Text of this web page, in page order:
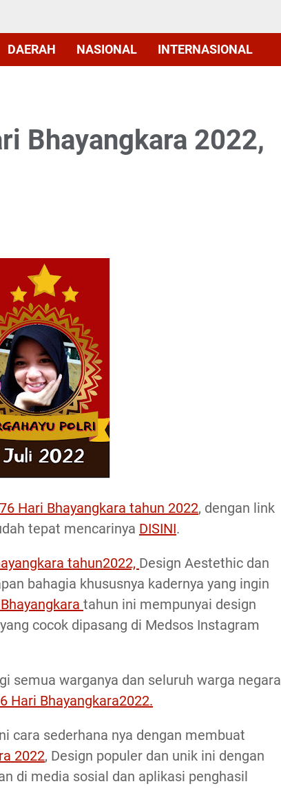
DAERAH NASIONAL INTERNASIONAL
Bhayangkara 2022,
Hari Bhayangkara tahun 2022, dengan link
tepat mencarinya DISINI.
tahun2022, Design Aestethic dan
bahagia khususnya kadernya yang ingin
tahun ini mempunyai design
cocok dipasang di Medsos Instagram
semua warganya dan seluruh warga negara
Hari Bhayangkara2022.
cara sederhana nya dengan membuat
2022, Design populer dan unik ini dengan
di media sosial dan aplikasi penghasil